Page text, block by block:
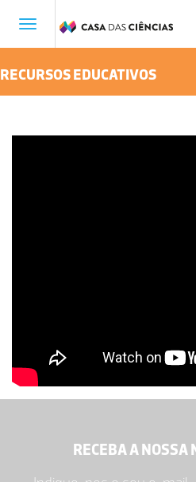
Toggle
RECURSOS EDUCATIVOS
RECEBA A NOSSA